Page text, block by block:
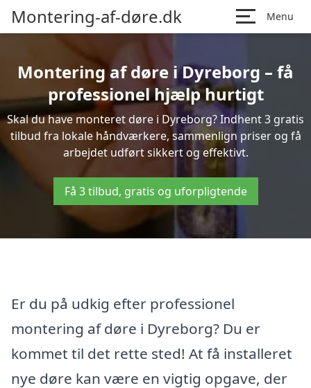
Montering-af-døre.dk Menu
Montering af døre i Dyreborg – få
professionel hjælp hurtigt
Skal du have monteret døre i Dyreborg? Indhent 3 gratis
tilbud fra lokale håndværkere, sammenlign priser og få
arbejdet udført sikkert og effektivt.
Få 3 tilbud, gratis og uforpligtende
Er du på udkig efter professionel
montering af døre i Dyreborg? Du er
kommet til det rette sted! At få installeret
nye døre kan være en vigtig opgave, der